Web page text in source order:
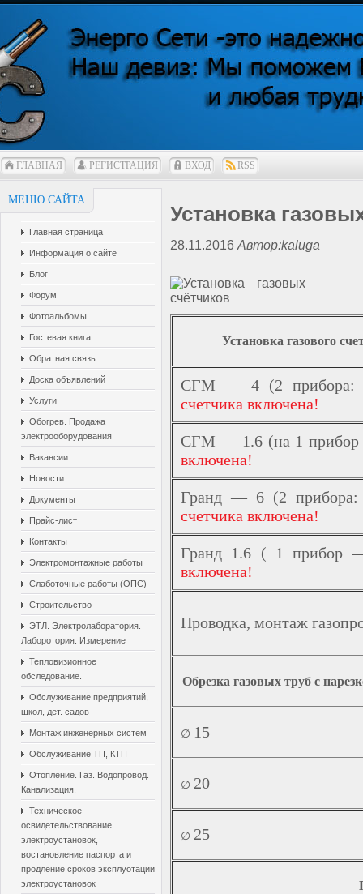
ГЛАВНАЯ РЕГИСТРАЦИЯ ВХОД RSS
МЕНЮ САЙТА
Главная страница
Информация о сайте
Блог
Форум
Фотоальбомы
Гостевая книга
Обратная связь
Доска объявлений
Услуги
Обогрев. Продажа
электрооборудования
Вакансии
Новости
Документы
Прайс-лист
Контакты
Электромонтажные работы
Слаботочные работы (ОПС)
Строительство
ЭТЛ. Электролаборатория.
Лаборотория. Измерение
Тепловизионное
обследование.
Обслуживание предприятий,
школ, дет. садов
Монтаж инженерных систем
Обслуживание ТП, КТП
Отопление. Газ. Водопровод.
Канализация.
Техническое
освидетельствование
электроустановок,
востановление паспорта и
продление сроков эксплуотации
электроустановок
Установка
28.11.2016 Автор:kaluga
Установка газового
СГМ — 4 (2 прибора:
счетчика включена!
СГМ — 1.6 (на 1
включена!
Гранд — 6 (2
счетчика включена!
Гранд 1.6 ( 1 прибор
включена!
Проводка, монтаж
Обрезка газовых труб c
∅ 15
∅ 20
∅ 25